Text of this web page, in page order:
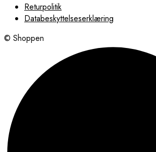
Returpolitik
Databeskyttelseserklæring
© Shoppen